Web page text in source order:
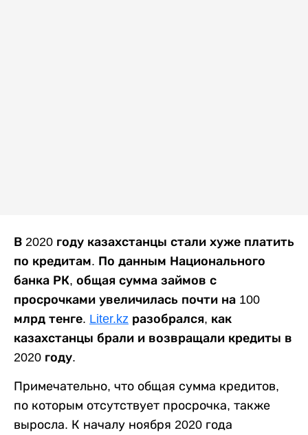
В 2020 году казахстанцы стали хуже платить
по кредитам. По данным Национального
банка РК, общая сумма займов с
просрочками увеличилась почти на 100
млрд тенге. Liter.kz разобрался, как
казахстанцы брали и возвращали кредиты в
2020 году.
Примечательно, что общая сумма кредитов,
по которым отсутствует просрочка, также
выросла. К началу ноября 2020 года